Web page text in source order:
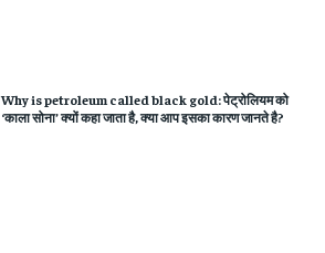
Why is petroleum called black gold: पेट्रोलियम को
‘काला सोना’ क्यों कहा जाता है, क्या आप इसका कारण जानते है?